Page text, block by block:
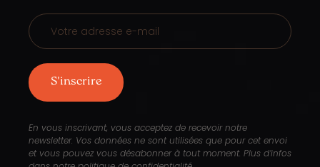
sont
obligatoires
En vous inscrivant, vous acceptez de recevoir notre
newsletter. Vos données ne sont utilisées que pour cet envoi
et vous pouvez vous désabonner à tout moment. Plus d’infos